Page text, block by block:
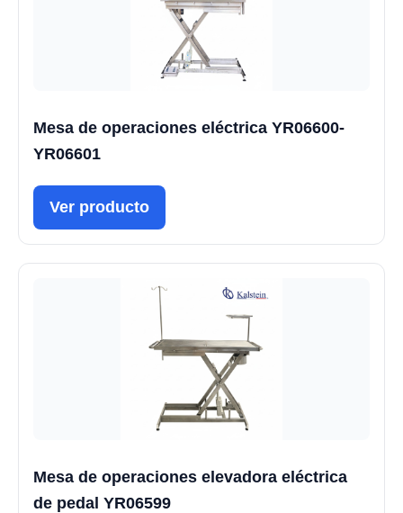
Mesa de operaciones eléctrica YR06600-
YR06601
Ver producto
Mesa de operaciones elevadora eléctrica
de pedal YR06599